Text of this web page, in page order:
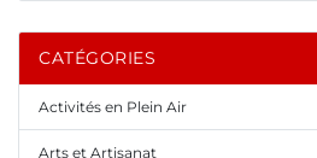
CATÉGORIES
Activités en Plein Air
Arts et Artisanat